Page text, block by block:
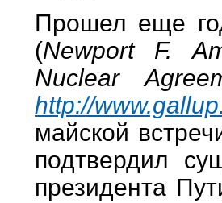
Прошел еще
(Newport F.
Nuclear
http://
майской
подтвердил
президента